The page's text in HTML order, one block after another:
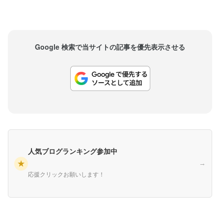
Google 検索で当サイトの記事を優先表示させる
★
人気ブログランキング参加中
応援クリックお願いします！
→